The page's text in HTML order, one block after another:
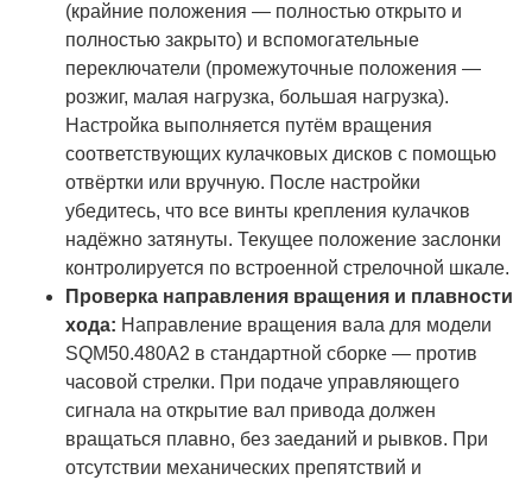
(крайние положения — полностью открыто и
полностью закрыто) и вспомогательные
переключатели (промежуточные положения —
розжиг, малая нагрузка, большая нагрузка).
Настройка выполняется путём вращения
соответствующих кулачковых дисков с помощью
отвёртки или вручную. После настройки
убедитесь, что все винты крепления кулачков
надёжно затянуты. Текущее положение заслонки
контролируется по встроенной стрелочной шкале.
Проверка направления вращения и плавности
хода: Направление вращения вала для модели
SQM50.480A2 в стандартной сборке — против
часовой стрелки. При подаче управляющего
сигнала на открытие вал привода должен
вращаться плавно, без заеданий и рывков. При
отсутствии механических препятствий и